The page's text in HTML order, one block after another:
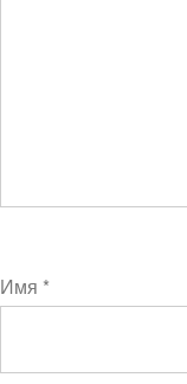
Имя *